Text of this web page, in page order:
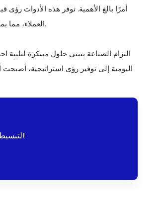
العملاء، مما يمكّن أصحاب المطاعم من اتخاذ قرارات تعتمد على البيانات لتحسين قائمتهم وخدماتهم.
اليومية إلى توفير رؤى استراتيجية،
ابدأ مع Altametrics لتبسيط نقاط البيع الخاصة بك!